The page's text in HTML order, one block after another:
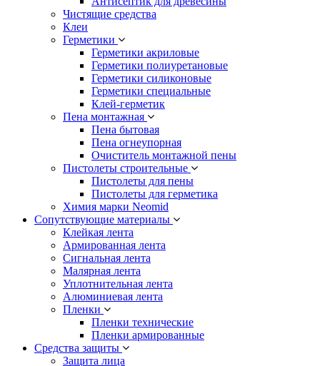
Чистящие средства
Клеи
Герметики
Герметики акриловые
Герметики полиуретановые
Герметики силиконовые
Герметики специальные
Клей-герметик
Пена монтажная
Пена бытовая
Пена огнеупорная
Очиститель монтажной пены
Пистолеты строительные
Пистолеты для пены
Пистолеты для герметика
Химия марки Neomid
Сопутствующие материалы
Клейкая лента
Армированная лента
Сигнальная лента
Малярная лента
Уплотнительная лента
Алюминиевая лента
Пленки
Пленки технические
Пленки армированные
Средства защиты
Защита лица